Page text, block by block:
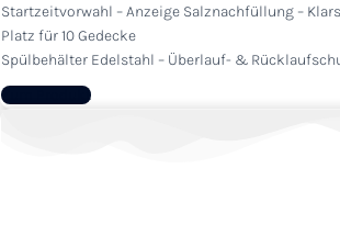
Startzeitvorwahl – Anzeige Salznachfüllung –
Platz für 10 Gedecke
Spülbehälter Edelstahl – Überlauf- &
Zum Produkt